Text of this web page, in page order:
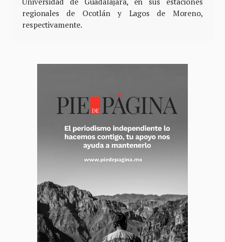
regionales de Ocotlán y Lagos de Moreno,
respectivamente.